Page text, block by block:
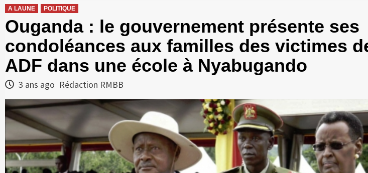
A LAUNE POLITIQUE
Ouganda : le gouvernement présente ses
condoléances aux familles des victimes
ADF dans une école à Nyabugando
3 ans ago Rédaction RMBB